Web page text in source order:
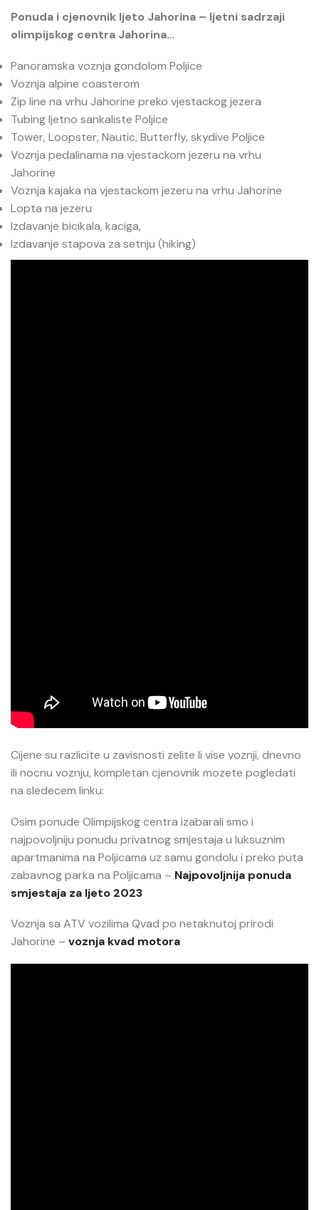
Ponuda i cjenovnik ljeto Jahorina – ljetni sadrzaji
olimpijskog centra Jahorina…
Panoramska voznja gondolom Poljice
Voznja alpine coasterom
Zip line na vrhu Jahorine preko vjestackog jezera
Tubing ljetno sankaliste Poljice
Tower, Loopster, Nautic, Butterfly, skydive Poljice
Voznja pedalinama na vjestackom jezeru na vrhu
Jahorine
Voznja kajaka na vjestackom jezeru na vrhu Jahorine
Lopta na jezeru
Izdavanje bicikala, kaciga,
Izdavanje stapova za setnju (hiking)
Cijene su razlicite u zavisnosti zelite li vise voznji, dnevno
ili nocnu voznju, kompletan cjenovnik mozete pogledati
na sledecem linku:
Osim ponude Olimpijskog centra izabarali smo i
najpovoljniju ponudu privatnog smjestaja u luksuznim
apartmanima na Poljicama uz samu gondolu i preko puta
zabavnog parka na Poljicama – Najpovoljnija ponuda
smjestaja za ljeto 2023
Voznja sa ATV vozilima Qvad po netaknutoj prirodi
Jahorine – voznja kvad motora